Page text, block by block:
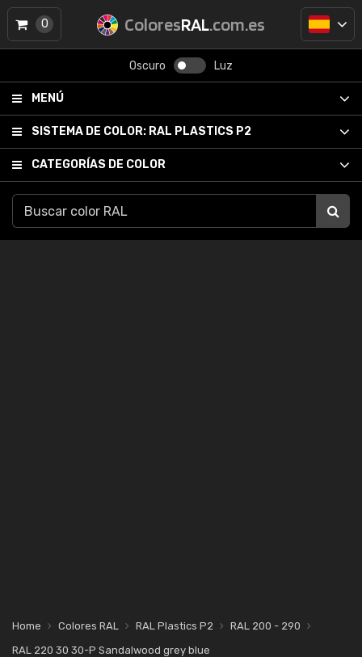
ColoresRAL.com.es
Oscuro Luz
MENÚ
SISTEMA DE COLOR: RAL PLASTICS P2
CATEGORÍAS DE COLOR
0
Home Colores RAL RAL Plastics P2
RAL 200 - 290
RAL 220 30 30-P Sandalwood grey blue